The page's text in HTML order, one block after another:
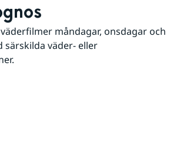
måndagar, onsdagar och
särskilda väder- eller